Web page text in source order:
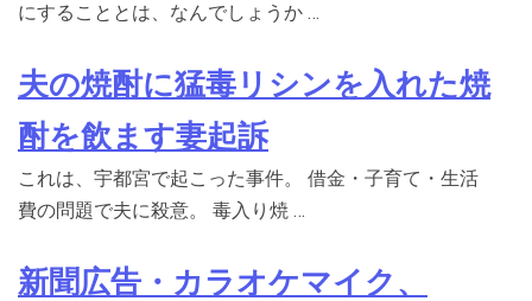
にすることとは、なんでしょうか …
夫の焼酎に猛毒リシンを入れた焼
酎を飲ます妻起訴
これは、宇都宮で起こった事件。 借金・子育て・生活
費の問題で夫に殺意。 毒入り焼 …
新聞広告・カラオケマイク、